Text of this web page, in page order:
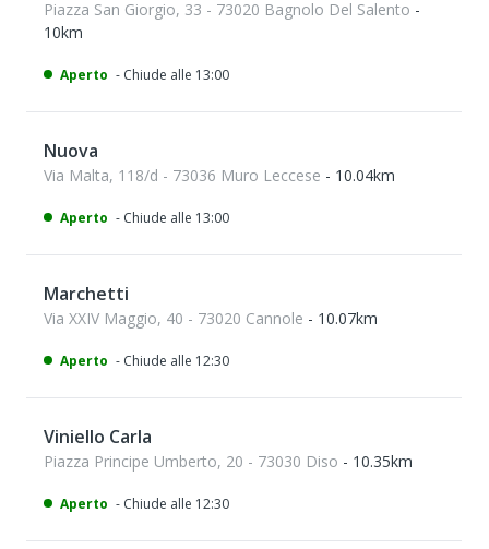
Piazza San Giorgio, 33 - 73020 Bagnolo Del Salento -
10km
Aperto - Chiude alle 13:00
Nuova
Via Malta, 118/d - 73036 Muro Leccese - 10.04km
Aperto - Chiude alle 13:00
Marchetti
Via XXIV Maggio, 40 - 73020 Cannole - 10.07km
Aperto - Chiude alle 12:30
Viniello Carla
Piazza Principe Umberto, 20 - 73030 Diso - 10.35km
Aperto - Chiude alle 12:30